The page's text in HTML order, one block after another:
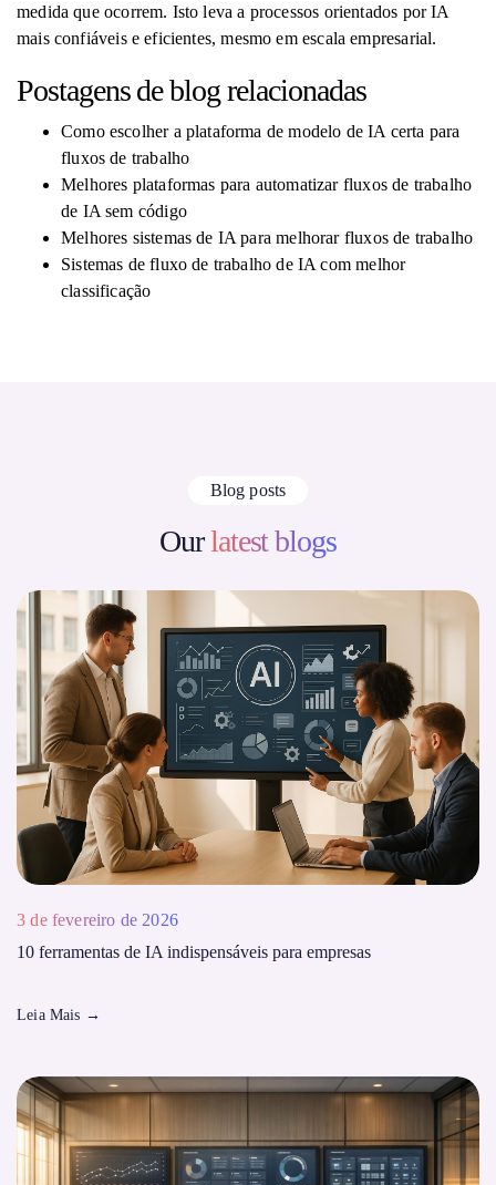
medida que ocorrem. Isto leva a processos orientados por IA
mais confiáveis ​​e eficientes, mesmo em escala empresarial.
Postagens de blog relacionadas
Como escolher a plataforma de modelo de IA certa para
fluxos de trabalho
Melhores plataformas para automatizar fluxos de trabalho
de IA sem código
Melhores sistemas de IA para melhorar fluxos de trabalho
Sistemas de fluxo de trabalho de IA com melhor
classificação
Blog posts
Ourlatest blogs
3 de fevereiro de 2026
10 ferramentas de IA indispensáveis ​​para empresas
Leia Mais →